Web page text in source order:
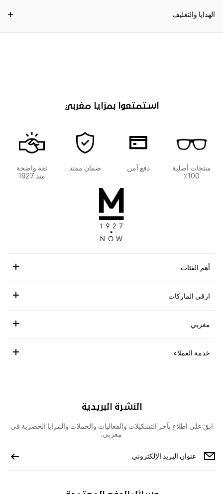
الهدايا والتغليف
استمتعوا بمزايا مغربي
منتجات أصلية
100٪
دفع آمن ضمان ممتد
ثقة واضحة
منذ 1927
أهم الفئات
ارقى الماركات
مغربي
خدمة العملاء
النشرة البريدية
ابقَ على اطلاع بآخر التشكيلات والفعاليات والحملات والمزايا الحصرية في
مغربي.